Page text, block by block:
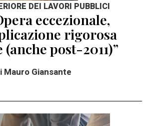
DEI LAVORI PUBBLICI
eccezionale,
rigorosa
post-2011)”
Mauro Giansante